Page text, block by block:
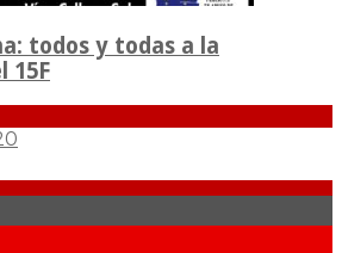
todos y todas a la
15F